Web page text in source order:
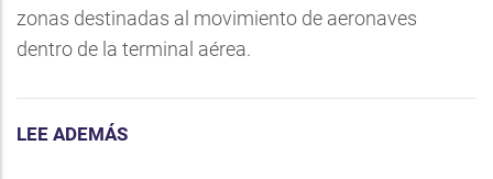
zonas destinadas al movimiento de aeronaves
dentro de la terminal aérea.
LEE ADEMÁS